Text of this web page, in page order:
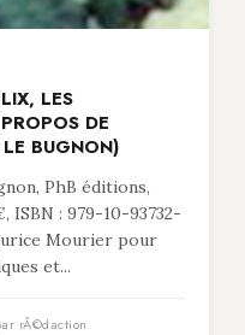
LES
DE
BUGNON)
PhB éditions,
ISBN : 979-10-93732-
Mourier pour
et...
rÃ©daction